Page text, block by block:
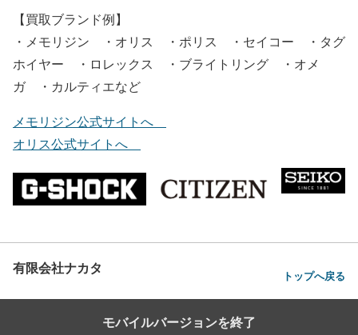
【買取ブランド例】
・メモリジン ・オリス ・ポリス ・セイコー ・タグ
ホイヤー ・ロレックス ・ブライトリング ・オメ
ガ ・カルティエなど
メモリジン公式サイトへ
オリス公式サイトへ
有限会社ナカタ トップへ戻る
モバイルバージョンを終了